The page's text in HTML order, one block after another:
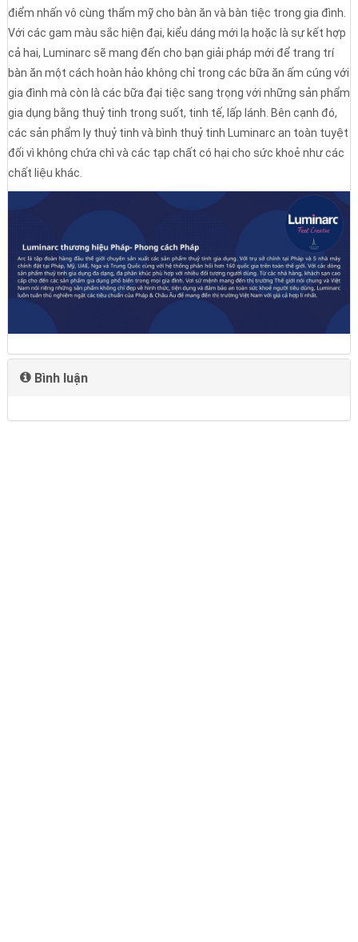
điểm nhấn vô cùng thẩm mỹ cho bàn ăn và bàn tiệc trong gia đình.
Với các gam màu sắc hiện đại, kiểu dáng mới lạ hoặc là sự kết hợp
cả hai, Luminarc sẽ mang đến cho bạn giải pháp mới để trang trí
bàn ăn một cách hoàn hảo không chỉ trong các bữa ăn ấm cúng với
gia đình mà còn là các bữa đại tiệc sang trọng với những sản phẩm
gia dụng bằng thuỷ tinh trong suốt, tinh tế, lấp lánh. Bên cạnh đó,
các sản phẩm ly thuỷ tinh và bình thuỷ tinh Luminarc an toàn tuyệt
đối vì không chứa chì và các tạp chất có hại cho sức khoẻ như các
chất liệu khác.
Bình luận